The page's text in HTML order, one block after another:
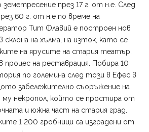
през 17 г. от н.е. След
60 г. от н.е по време на
Тит Флавий е построен нов
на хълма, на изток, като се
на ярусите на стария театър.
на реставрация. Побира 10
по големина след този в Ефес в
забележително съоръжение на
му некропол, който се простира от
и южна част на стария град.
1 200 гробници са изградени от